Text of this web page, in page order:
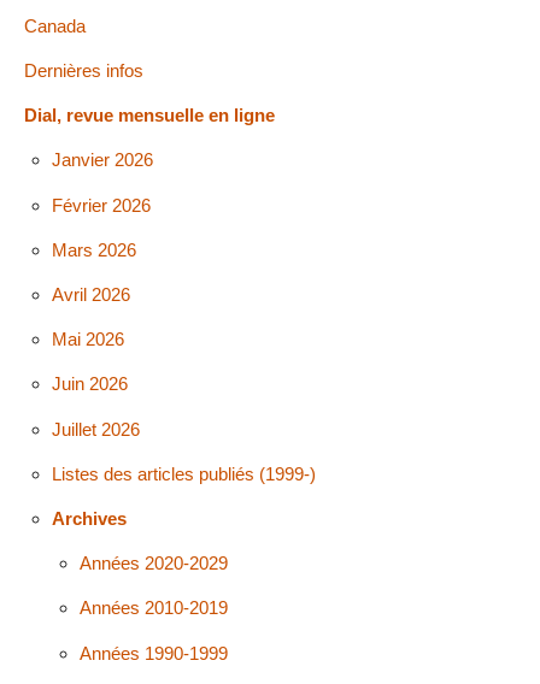
Canada
Dernières infos
Dial, revue mensuelle en ligne
Janvier 2026
Février 2026
Mars 2026
Avril 2026
Mai 2026
Juin 2026
Juillet 2026
Listes des articles publiés (1999-)
Archives
Années 2020-2029
Années 2010-2019
Années 1990-1999